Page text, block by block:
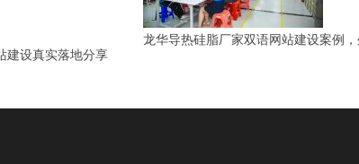
龙华导热硅脂厂家双语网站建设案例，外贸内销同步打造营销官网